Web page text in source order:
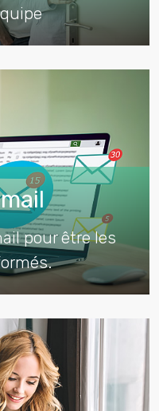
pour être les